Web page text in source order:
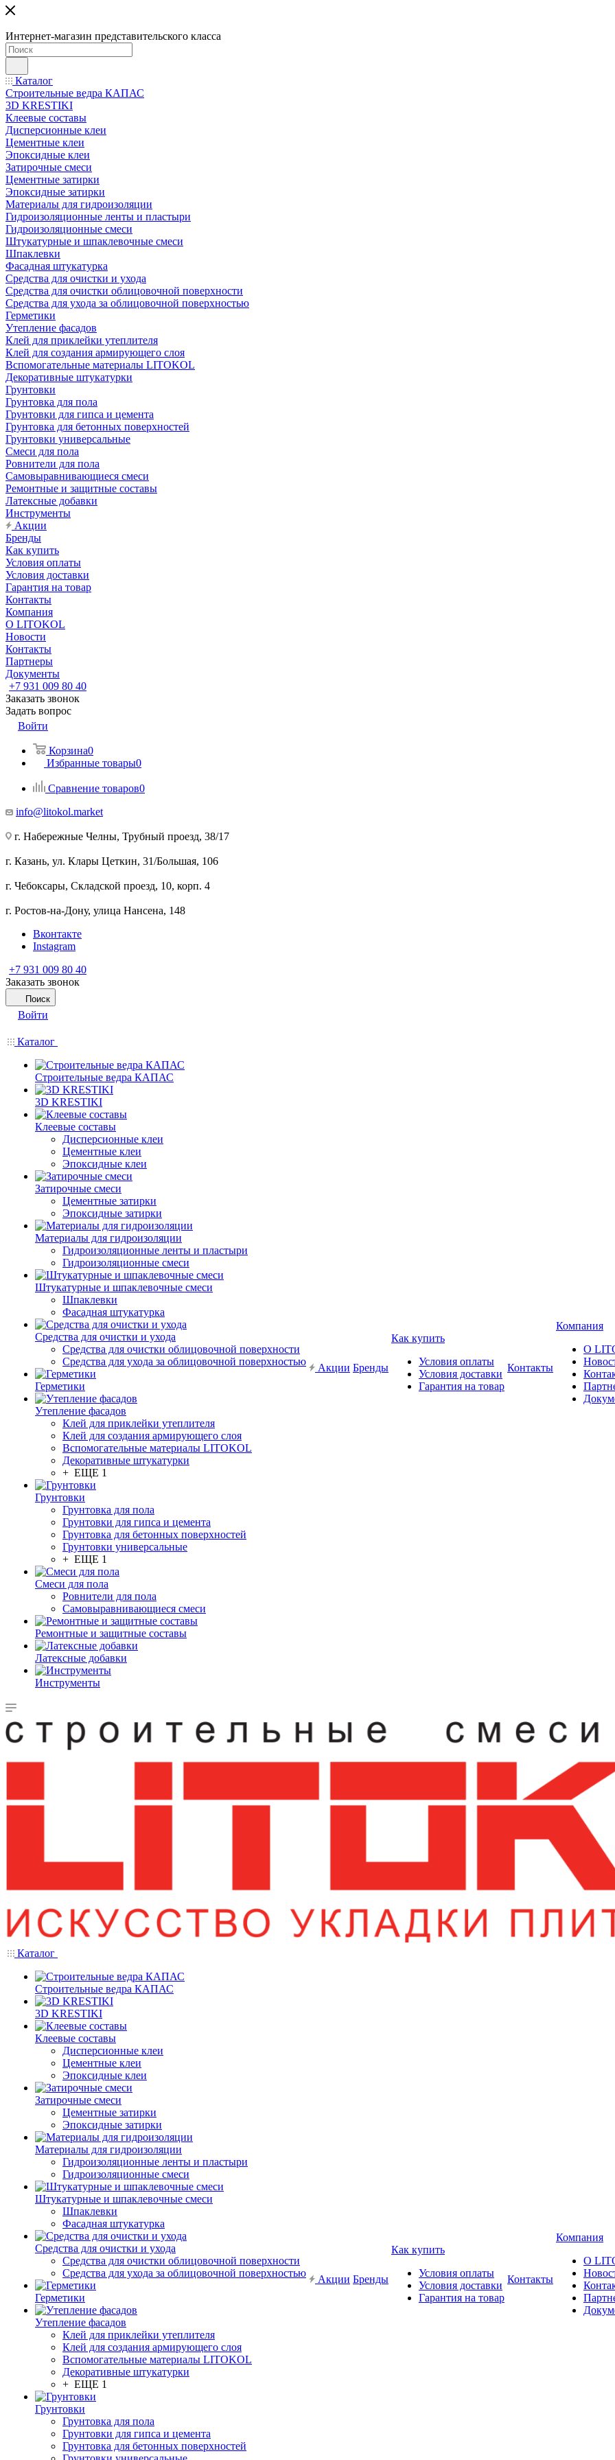
Интернет-магазин представительского класса
Каталог
Строительные ведра КАПАС
3D KRESTIKI
Клеевые составы
Дисперсионные клеи
Цементные клеи
Эпоксидные клеи
Затирочные смеси
Цементные затирки
Эпоксидные затирки
Материалы для гидроизоляции
Гидроизоляционные ленты и пластыри
Гидроизоляционные смеси
Штукатурные и шпаклевочные смеси
Шпаклевки
Фасадная штукатурка
Средства для очистки и ухода
Средства для очистки облицовочной поверхности
Средства для ухода за облицовочной поверхностью
Герметики
Утепление фасадов
Клей для приклейки утеплителя
Клей для создания армирующего слоя
Вспомогательные материалы LITOKOL
Декоративные штукатурки
Грунтовки
Грунтовка для пола
Грунтовки для гипса и цемента
Грунтовка для бетонных поверхностей
Грунтовки универсальные
Смеси для пола
Ровнители для пола
Самовыравнивающиеся смеси
Ремонтные и защитные составы
Латексные добавки
Инструменты
Акции
Бренды
Как купить
Условия оплаты
Условия доставки
Гарантия на товар
Контакты
Компания
О LITOKOL
Новости
Контакты
Партнеры
Документы
+7 931 009 80 40
Заказать звонок
Задать вопрос
Войти
Корзина0
Избранные товары0
Сравнение товаров0
info@litokol.market
г. Набережные Челны, Трубный проезд, 38/17
г. Казань, ул. Клары Цеткин, 31/Большая, 106
г. Чебоксары, Складской проезд, 10, корп. 4
г. Ростов-на-Дону, улица Нансена, 148
Вконтакте
Instagram
+7 931 009 80 40
Заказать звонок
Поиск
Войти
Каталог
Строительные ведра КАПАС
3D KRESTIKI
Клеевые составы
Дисперсионные клеи
Цементные клеи
Эпоксидные клеи
Затирочные смеси
Цементные затирки
Эпоксидные затирки
Материалы для гидроизоляции
Гидроизоляционные ленты и пластыри
Гидроизоляционные смеси
Штукатурные и шпаклевочные смеси
Шпаклевки
Фасадная штукатурка
Средства для очистки и ухода
Средства для очистки облицовочной поверхности
Средства для ухода за облицовочной поверхностью
Герметики
Утепление фасадов
Клей для приклейки утеплителя
Клей для создания армирующего слоя
Вспомогательные материалы LITOKOL
Декоративные штукатурки
+ ЕЩЕ 1
Грунтовки
Грунтовка для пола
Грунтовки для гипса и цемента
Грунтовка для бетонных поверхностей
Грунтовки универсальные
+ ЕЩЕ 1
Смеси для пола
Ровнители для пола
Самовыравнивающиеся смеси
Ремонтные и защитные составы
Латексные добавки
Инструменты
Акции Бренды
Как купить
Условия оплаты
Условия доставки
Гарантия на товар
Контакты
Компания
О
Каталог
Строительные ведра КАПАС
3D KRESTIKI
Клеевые составы
Дисперсионные клеи
Цементные клеи
Эпоксидные клеи
Затирочные смеси
Цементные затирки
Эпоксидные затирки
Материалы для гидроизоляции
Гидроизоляционные ленты и пластыри
Гидроизоляционные смеси
Штукатурные и шпаклевочные смеси
Шпаклевки
Фасадная штукатурка
Средства для очистки и ухода
Средства для очистки облицовочной поверхности
Средства для ухода за облицовочной поверхностью
Герметики
Утепление фасадов
Клей для приклейки утеплителя
Клей для создания армирующего слоя
Вспомогательные материалы LITOKOL
Декоративные штукатурки
+ ЕЩЕ 1
Грунтовки
Грунтовка для пола
Грунтовки для гипса и цемента
Грунтовка для бетонных поверхностей
Акции Бренды
Как купить
Условия оплаты
Условия доставки
Гарантия на товар
Контакты
Компания
О